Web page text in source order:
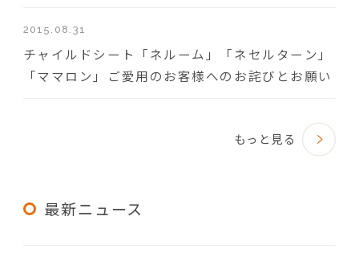
2015.08.31
チャイルドシート「ネルーム」「ネセルターン」
「ママロン」ご愛用のお客様へのお詫びとお願い
もっと見る
最新ニュース